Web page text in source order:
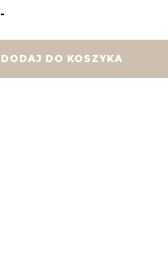
-
DODAJ DO KOSZYKA